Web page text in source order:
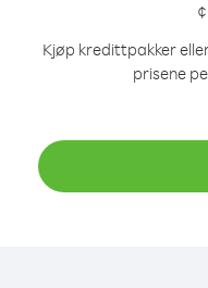
Kjøp kredittpakker
prisene